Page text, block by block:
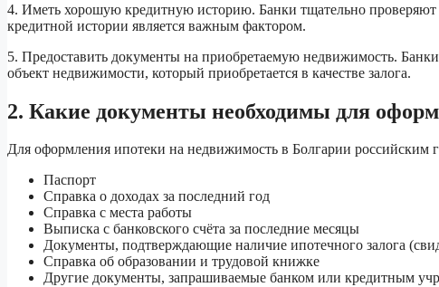
4. Иметь хорошую кредитную историю. Банки тщательно
кредитной истории является важным фактором.
5. Предоставить документы на приобретаемую недвижимость.
объект недвижимости, который приобретается в качестве залога.
2. Какие документы необходимы для
Для оформления ипотеки на недвижимость в Болгарии российским
Паспорт
Справка о доходах за последний год
Справка с места работы
Выписка с банковского счёта за последние месяцы
Документы, подтверждающие наличие ипотечного залога
Справка об образовании и трудовой книжке
Другие документы, запрашиваемые банком или кредитным